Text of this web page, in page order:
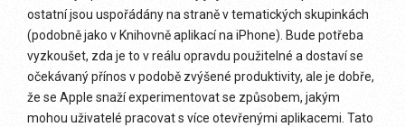
ostatní jsou uspořádány na straně v tematických skupinkách
(podobně jako v Knihovně aplikací na iPhone). Bude potřeba
vyzkoušet, zda je to v reálu opravdu použitelné a dostaví se
očekávaný přínos v podobě zvýšené produktivity, ale je dobře,
že se Apple snaží experimentovat se způsobem, jakým
mohou uživatelé pracovat s více otevřenými aplikacemi. Tato